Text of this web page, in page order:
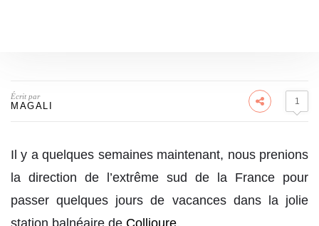
Écrit par
MAGALI 1
Il y a quelques semaines maintenant, nous prenions
la direction de l’extrême sud de la France pour
passer quelques jours de vacances dans la jolie
station balnéaire de Collioure.